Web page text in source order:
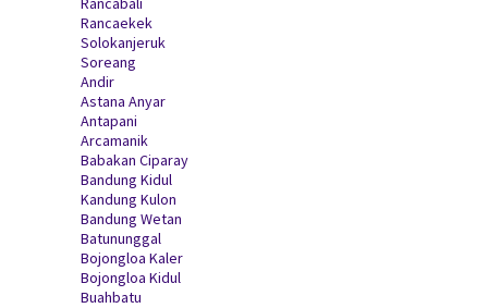
Rancaekek
Solokanjeruk
Soreang
Andir
Astana Anyar
Antapani
Arcamanik
Babakan Ciparay
Bandung Kidul
Kandung Kulon
Bandung Wetan
Batununggal
Bojongloa Kaler
Bojongloa Kidul
Buahbatu